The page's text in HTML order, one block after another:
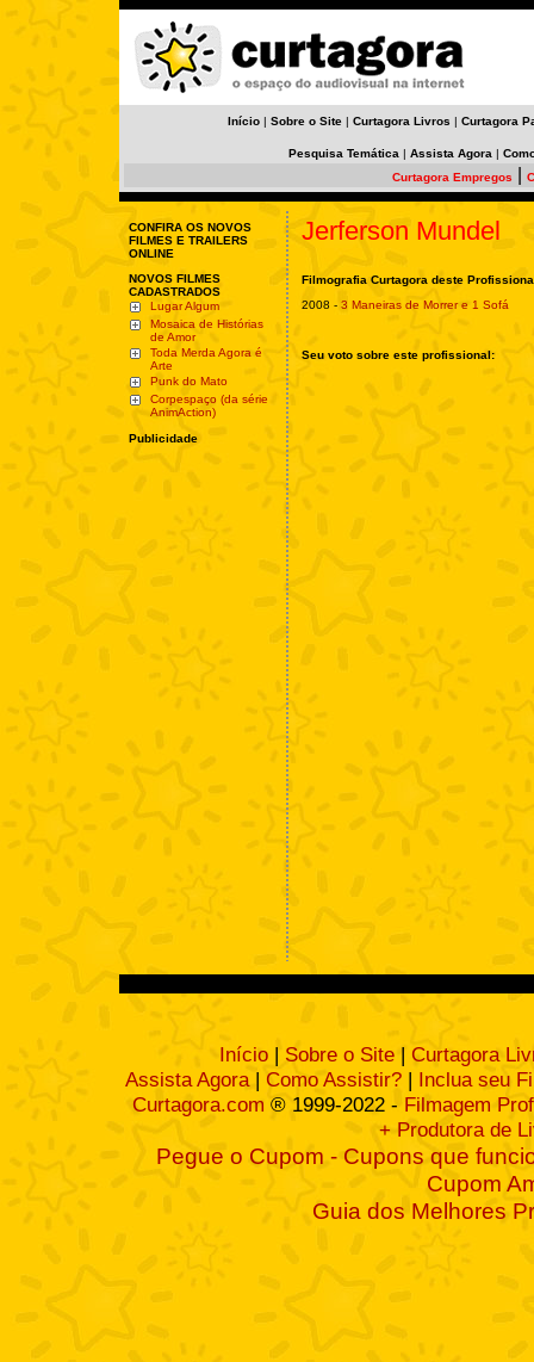
Início | Sobre o Site | Curtagora Livros | Curtagora
Pesquisa Temática | Assista Agora |
Curtagora Empregos
CONFIRA OS NOVOS
FILMES E TRAILERS
ONLINE
NOVOS FILMES
CADASTRADOS
Lugar Algum
Mosaica de Histórias
de Amor
Toda Merda Agora é
Arte
Punk do Mato
Corpespaço (da série
AnimAction)
Publicidade
Jerferson Mundel
Filmografia Curtagora deste
2008 - 3 Maneiras de Morrer e 1 Sofá
Seu voto sobre este profissional:
Início | Sobre o Site | Curtagora
Assista Agora| Como Assistir? | Inclua seu
Curtagora.com ® 1999-2022 - Filmagem
+ Produtora de
Pegue o Cupom - Cupons que
Cupom
Guia dos Melhores